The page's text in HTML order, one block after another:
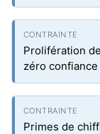
Prolifération
zéro confiance
Primes de